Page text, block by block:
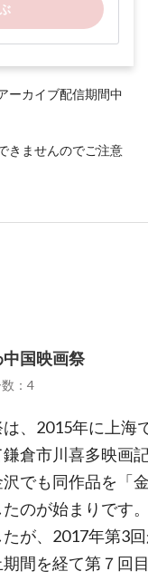
ーカイブ配信期間中
きませんのでご注意
国映画祭
：4
、2015年に上海
倉市川喜多映画
でも同作品を「
のが始まりです
が、2017年第3
間を経て第７回